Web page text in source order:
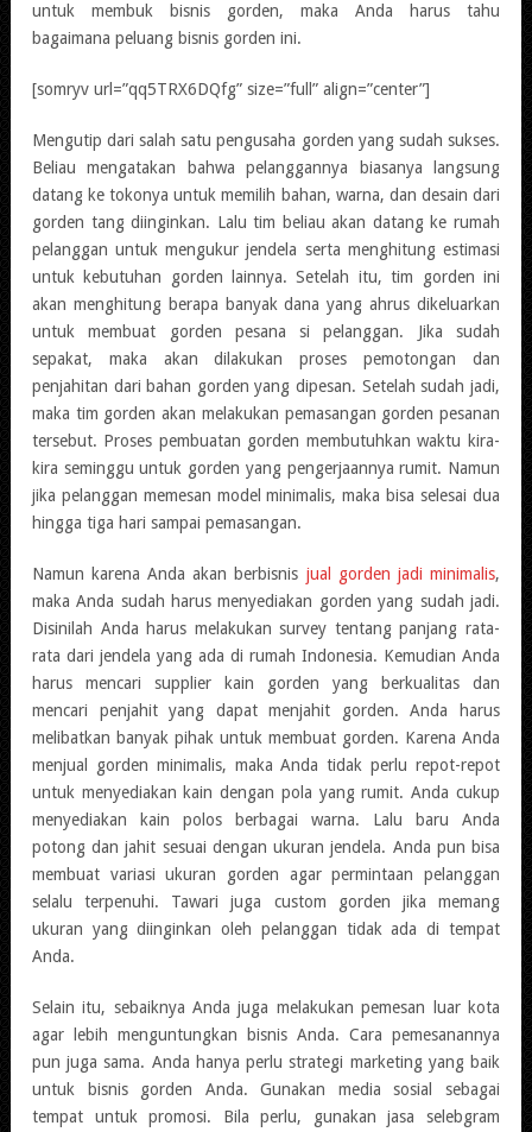
untuk membuk bisnis gorden, maka Anda harus tahu
bagaimana peluang bisnis gorden ini.
[somryv url=”qq5TRX6DQfg” size=”full” align=”center”]
Mengutip dari salah satu pengusaha gorden yang sudah sukses.
Beliau mengatakan bahwa pelanggannya biasanya langsung
datang ke tokonya untuk memilih bahan, warna, dan desain dari
gorden tang diinginkan. Lalu tim beliau akan datang ke rumah
pelanggan untuk mengukur jendela serta menghitung estimasi
untuk kebutuhan gorden lainnya. Setelah itu, tim gorden ini
akan menghitung berapa banyak dana yang ahrus dikeluarkan
untuk membuat gorden pesana si pelanggan. Jika sudah
sepakat, maka akan dilakukan proses pemotongan dan
penjahitan dari bahan gorden yang dipesan. Setelah sudah jadi,
maka tim gorden akan melakukan pemasangan gorden pesanan
tersebut. Proses pembuatan gorden membutuhkan waktu kira-
kira seminggu untuk gorden yang pengerjaannya rumit. Namun
jika pelanggan memesan model minimalis, maka bisa selesai dua
hingga tiga hari sampai pemasangan.
Namun karena Anda akan berbisnis jual gorden jadi minimalis,
maka Anda sudah harus menyediakan gorden yang sudah jadi.
Disinilah Anda harus melakukan survey tentang panjang rata-
rata dari jendela yang ada di rumah Indonesia. Kemudian Anda
harus mencari supplier kain gorden yang berkualitas dan
mencari penjahit yang dapat menjahit gorden. Anda harus
melibatkan banyak pihak untuk membuat gorden. Karena Anda
menjual gorden minimalis, maka Anda tidak perlu repot-repot
untuk menyediakan kain dengan pola yang rumit. Anda cukup
menyediakan kain polos berbagai warna. Lalu baru Anda
potong dan jahit sesuai dengan ukuran jendela. Anda pun bisa
membuat variasi ukuran gorden agar permintaan pelanggan
selalu terpenuhi. Tawari juga custom gorden jika memang
ukuran yang diinginkan oleh pelanggan tidak ada di tempat
Anda.
Selain itu, sebaiknya Anda juga melakukan pemesan luar kota
agar lebih menguntungkan bisnis Anda. Cara pemesanannya
pun juga sama. Anda hanya perlu strategi marketing yang baik
untuk bisnis gorden Anda. Gunakan media sosial sebagai
tempat untuk promosi. Bila perlu, gunakan jasa selebgram